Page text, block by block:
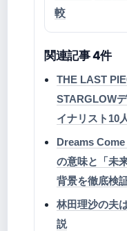
較
関連記事 4件
THE LAST
STARGLOW
イナリスト10
Dreams Come
の意味と「未
背景を徹底検
林田理沙の夫
説